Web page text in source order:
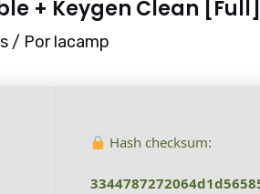
+ Keygen Clean
/ Porlacamp
Hash checksum: